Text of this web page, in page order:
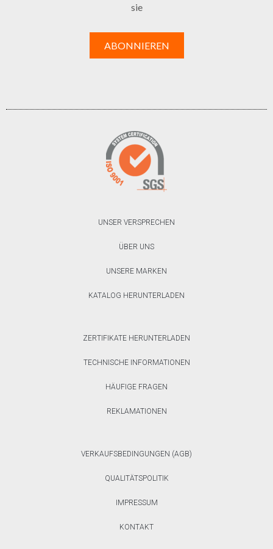
sie
UNSER VERSPRECHEN
ÜBER UNS
UNSERE MARKEN
KATALOG HERUNTERLADEN
ZERTIFIKATE HERUNTERLADEN
TECHNISCHE INFORMATIONEN
HÄUFIGE FRAGEN
REKLAMATIONEN
VERKAUFSBEDINGUNGEN (AGB)
QUALITÄTSPOLITIK
IMPRESSUM
KONTAKT